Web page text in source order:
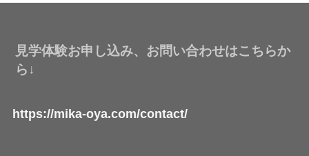
見学体験お申し込み、お問い合わせはこちらか
ら↓
https://mika-oya.com/contact/